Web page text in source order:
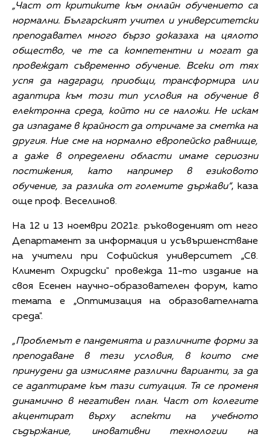
„Част от критиките към онлайн обучението са
нормални. Българският учител и университетски
преподавател много бързо доказаха на цялото
общество, че те са компетентни и могат да
провеждат съвременно обучение. Всеки от тях
успя да надгради, приобщи, трансформира или
адаптира към този тип условия на обучение в
електронна среда, който ни се наложи. Не искам
да изпадаме в крайност да отричаме за сметка на
другия. Ние сме на нормално европейско равнище,
а даже в определени области имаме сериозни
постижения, като например в езиковото
обучение, за разлика от големите държави“, каза
още проф. Веселинов.
На 12 и 13 ноември 2021г. ръководеният от него
Департамент за информация и усъвършенстване
на учители при Софийския университет „Св.
Климент Охридски" провежда 11-то издание на
своя Есенен научно-образователен форум, като
темата е „Оптимизация на образователната
среда".
„Проблемът е пандемията и различните форми за
преподаване в тези условия, в които сме
принудени да измисляме различни варианти, за да
се адаптираме към тази ситуация. Тя се променя
динамично в негативен план. Част от колегите
акцентират върху аспекти на учебното
съдържание, иновативни технологии на